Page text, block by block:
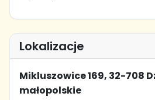
Lokalizacje
Mikluszowice 169, 32-708
małopolskie